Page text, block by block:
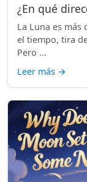
¿En qué
La Luna es
el tiempo, tira
Pero ...
Leer más →